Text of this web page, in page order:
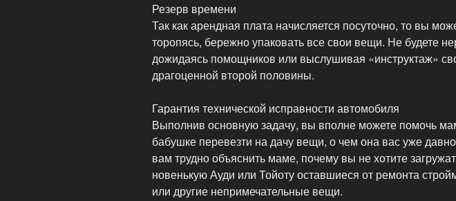
Резерв времени
Так как арендная плата начисляется посуточно, то вы
торопясь, бережно упаковать все свои вещи. Не будете
дожидаясь помощников или выслушивая «инструктаж»
драгоценной второй половины.
Гарантия технической исправности автомобиля
Выполнив основную задачу, вы вполне можете помочь
бабушке перевезти на дачу вещи, о чем она вас уже
вам трудно объяснить маме, почему вы не хотите
новенькую Ауди или Тойоту оставшиеся от ремонта
или другие непримечательные вещи.